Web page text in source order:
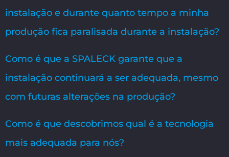
instalação e durante quanto tempo a minha
produção fica paralisada durante a instalação?
Como é que a SPALECK garante que a
instalação continuará a ser adequada, mesmo
com futuras alterações na produção?
Como é que descobrimos qual é a tecnologia
mais adequada para nós?